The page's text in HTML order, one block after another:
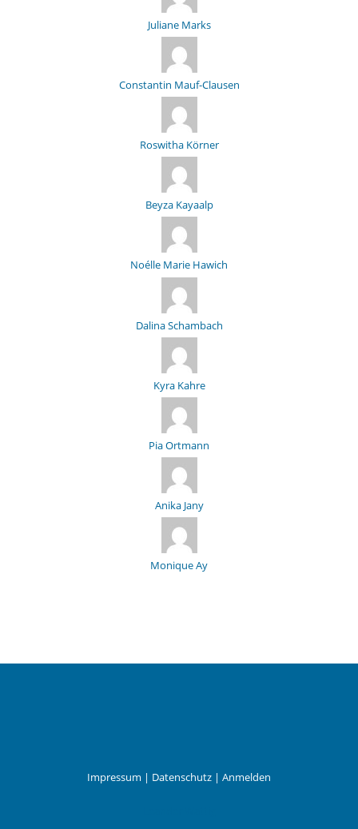
Juliane Marks
Constantin Mauf-Clausen
Roswitha Körner
Beyza Kayaalp
Noélle Marie Hawich
Dalina Schambach
Kyra Kahre
Pia Ortmann
Anika Jany
Monique Ay
Impressum | Datenschutz | Anmelden